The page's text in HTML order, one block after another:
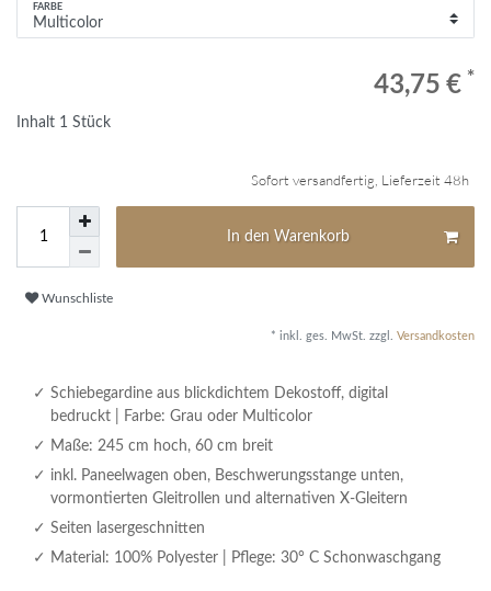
FARBE
43,75 € *
Inhalt 1 Stück
Sofort versandfertig, Lieferzeit 48h
In den Warenkorb
Wunschliste
* inkl. ges. MwSt. zzgl. Versandkosten
Schiebegardine aus blickdichtem Dekostoff, digital
bedruckt | Farbe: Grau oder Multicolor
Maße: 245 cm hoch, 60 cm breit
inkl. Paneelwagen oben, Beschwerungsstange unten,
vormontierten Gleitrollen und alternativen X-Gleitern
Seiten lasergeschnitten
Material: 100% Polyester | Pflege: 30° C Schonwaschgang